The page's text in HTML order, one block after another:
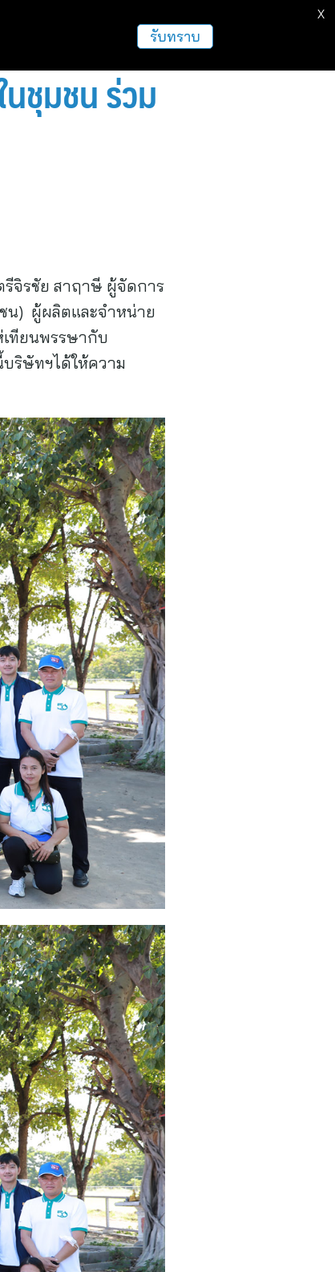
ฝากข่าวประชาสัมพันธ์
ชุมชน ร่วม
จิรชัย สาฤาษี ผู้จัดการ
น) ผู้ผลิตและจำหน่าย
ทียนพรรษากับ
ริษัทฯได้ให้ความ
รับทราบ
X